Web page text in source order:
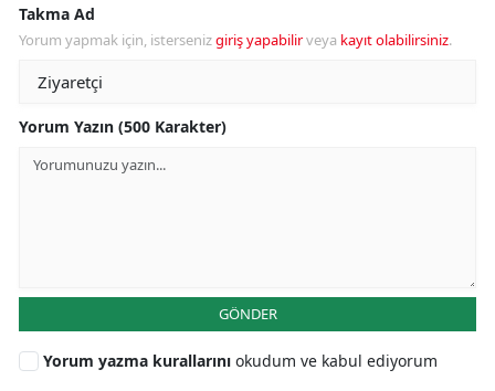
Takma Ad
Yorum yapmak için, istersenizgiriş yapabilirveya kayıt olabilirsiniz.
Yorum Yazın (500 Karakter)
GÖNDER
Yorum yazma kurallarını okudum ve kabul ediyorum